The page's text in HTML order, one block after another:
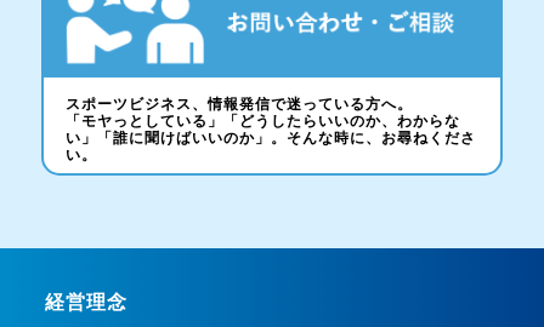
スポーツビジネス、情報発信で迷っている方へ。
「モヤっとしている」「どうしたらいいのか、わからな
い」「誰に聞けばいいのか」。そんな時に、お尋ねくださ
い。
経営理念